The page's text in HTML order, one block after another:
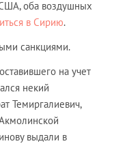
оба воздушных
в Сирию.
санкциями.
на учет
некий
Темиргалиевич,
выдали в